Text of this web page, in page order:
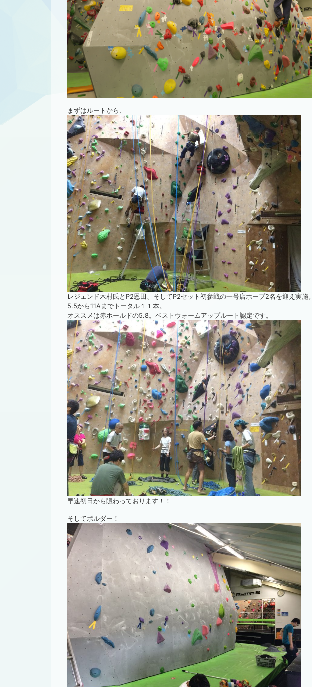
まずはルートから、
レジェンド木村氏とP2恩田、そしてP2セット初参戦の一号店ホープ2名を迎え実施。
5.5から11Aまでトータル１１本。
オススメは赤ホールドの5.8。ベストウォームアップルート認定です。
早速初日から賑わっております！！
そしてボルダー！